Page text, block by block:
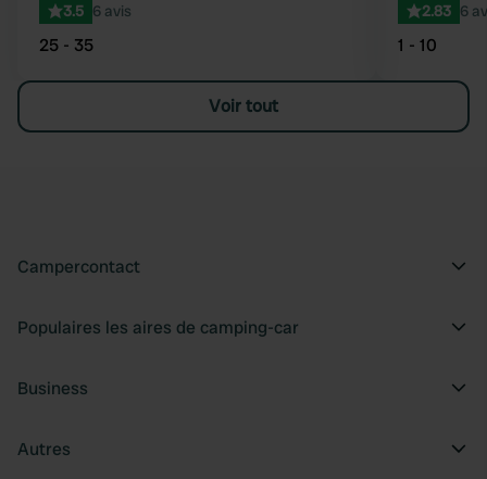
3.5 6 avis
25 - 35
2.83 6
1 - 10
Voir tout
Campercontact
Populaires les aires de camping-car
Business
Autres